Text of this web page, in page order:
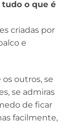
o que é
criadas por
e
outros, se
se admiras
de ficar
facilmente,